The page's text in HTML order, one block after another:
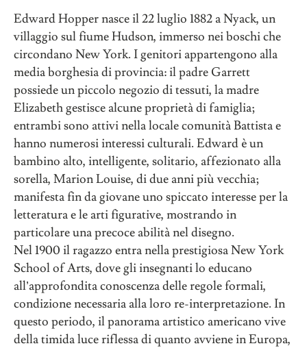
Edward Hopper nasce il 22 luglio 1882 a Nyack, un
villaggio sul fiume Hudson, immerso nei boschi che
circondano New York. I genitori appartengono alla
media borghesia di provincia: il padre Garrett
possiede un piccolo negozio di tessuti, la madre
Elizabeth gestisce alcune proprietà di famiglia;
entrambi sono attivi nella locale comunità Battista e
hanno numerosi interessi culturali. Edward è un
bambino alto, intelligente, solitario, affezionato alla
sorella, Marion Louise, di due anni più vecchia;
manifesta fin da giovane uno spiccato interesse per la
letteratura e le arti figurative, mostrando in
particolare una precoce abilità nel disegno.
Nel 1900 il ragazzo entra nella prestigiosa New York
School of Arts, dove gli insegnanti lo educano
all’approfondita conoscenza delle regole formali,
condizione necessaria alla loro re-interpretazione. In
questo periodo, il panorama artistico americano vive
della timida luce riflessa di quanto avviene in Europa,